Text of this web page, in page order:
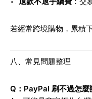
若經常跨境購物，累積
八、常見問題整理
Q：PayPal 刷不過怎麼